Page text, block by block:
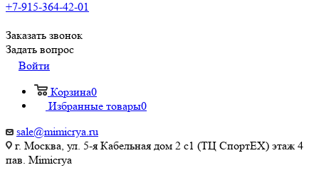
+7-915-364-42-01
Заказать звонок
Задать вопрос
Войти
Корзина0
Избранные товары0
sale@mimicrya.ru
г. Москва, ул. 5-я Кабельная дом 2 с1 (ТЦ СпортEX) этаж 4
пав. Mimicrya